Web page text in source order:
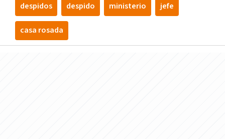
despidos despido ministerio jefe
casa rosada